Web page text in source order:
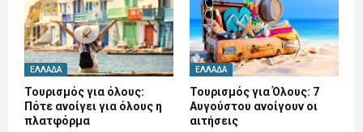
ΕΛΛΆΔΑ
Τουρισμός για όλους:
Πότε ανοίγει για όλους η
πλατφόρμα
ΕΛΛΆΔΑ
Τουρισμός για Όλους: 7
Αυγούστου ανοίγουν οι
αιτήσεις